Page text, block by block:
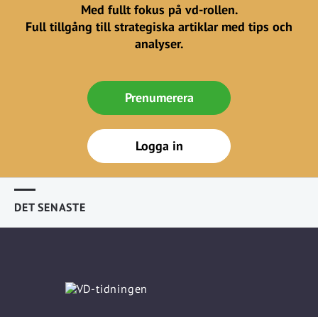
Med fullt fokus på vd-rollen.
Full tillgång till strategiska artiklar med tips och
analyser.
Prenumerera
Logga in
DET SENASTE